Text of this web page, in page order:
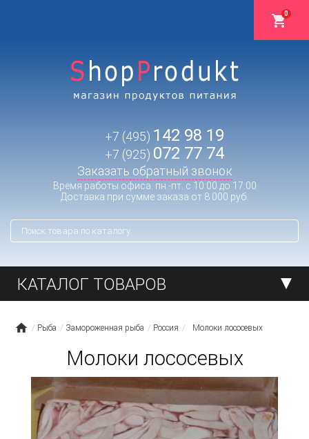
0
+7 (495) 142 98 19
+7 (925) 072 77 74
Заказать обратный звонок
Время работы офиса: пн.-пт. с 10:00 до 17:00
Доставка при сумме заказа от 8 000 руб.
КАТАЛОГ ТОВАРОВ
Рыба Замороженная рыба Россия Молоки лососевых
Молоки лососевых